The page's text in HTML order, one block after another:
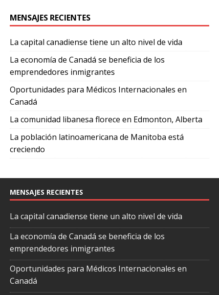
MENSAJES RECIENTES
La capital canadiense tiene un alto nivel de vida
La economía de Canadá se beneficia de los
emprendedores inmigrantes
Oportunidades para Médicos Internacionales en
Canadá
La comunidad libanesa florece en Edmonton, Alberta
La población latinoamericana de Manitoba está
creciendo
MENSAJES RECIENTES
La capital canadiense tiene un alto nivel de vida
La economía de Canadá se beneficia de los
emprendedores inmigrantes
Oportunidades para Médicos Internacionales en
Canadá